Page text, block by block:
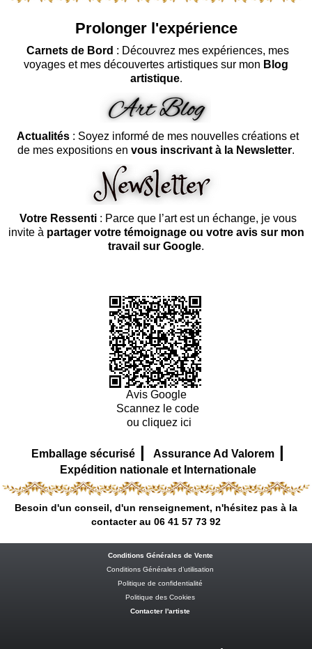
Prolonger l'expérience
Carnets de Bord : Découvrez mes expériences, mes
voyages et mes découvertes artistiques sur mon Blog
artistique.
Actualités : Soyez informé de mes nouvelles créations et
de mes expositions en vous inscrivant à la Newsletter.
Votre Ressenti: Parce que l’art est un échange, je vous
invite à partager votre témoignage ou votre avis sur mon
travail sur Google.
Avis Google
Scannez le code
ou cliquez ici
Emballage sécurisé | Assurance Ad Valorem |
Expédition nationale et Internationale
Besoin d'un conseil, d'un renseignement, n'hésitez pas à la
contacter au 06 41 57 73 92
Conditions Générales de Vente
Conditions Générales d’utilisation
Politique de confidentialité
Politique des Cookies
Contacter l'artiste